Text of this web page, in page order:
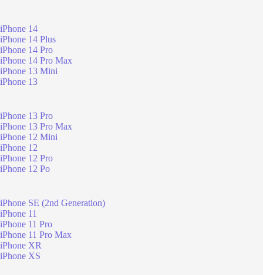
iPhone 14
iPhone 14 Plus
iPhone 14 Pro
iPhone 14 Pro Max
iPhone 13 Mini
iPhone 13
iPhone 13 Pro
iPhone 13 Pro Max
iPhone 12 Mini
iPhone 12
iPhone 12 Pro
iPhone 12 Po
iPhone SE (2nd Generation)
iPhone 11
iPhone 11 Pro
iPhone 11 Pro Max
iPhone XR
iPhone XS